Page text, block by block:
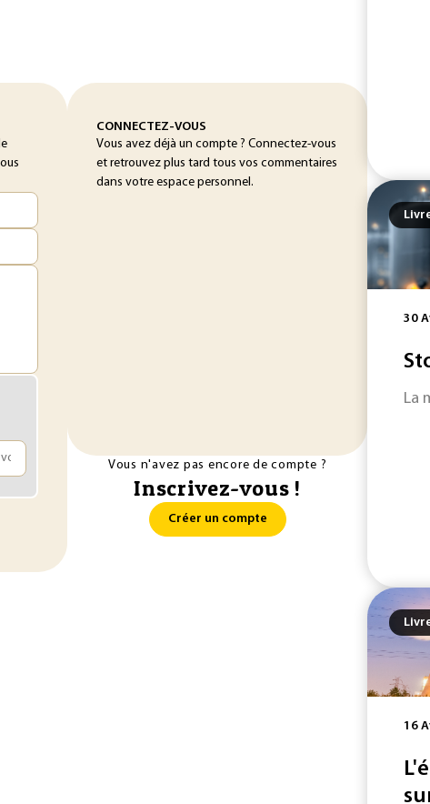
CONNECTEZ-VOUS
Vous avez déjà un compte ? Connectez-vous
et retrouvez plus tard tous vos commentaires
dans votre espace personnel.
Vous n'avez pas encore de compte ?
Inscrivez-vous !
Créer un compte
30
La
16